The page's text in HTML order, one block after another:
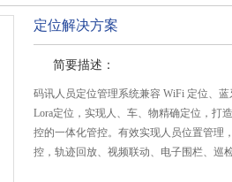
定位解决方案
简要描述：
码讯人员定位管理系统兼容 WiFi 定位、蓝
Lora定位，实现人、车、物精确定位，打
控的一体化管控。有效实现人员位置管理
控，轨迹回放、视频联动、电子围栏、巡